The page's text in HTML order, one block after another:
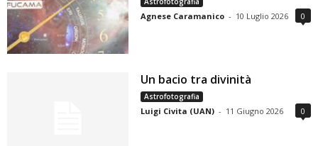
Agnese Caramanico - 10 Luglio 2026 0
Un bacio tra divinità
Astrofotografia
Luigi Civita (UAN) - 11 Giugno 2026 0